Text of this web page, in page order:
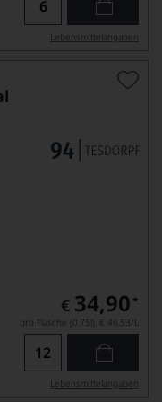
Lebensmittel­angaben
€ 34,90 *
pro Flasche (0.75l), € 46,53/L
Lebensmittel­angaben